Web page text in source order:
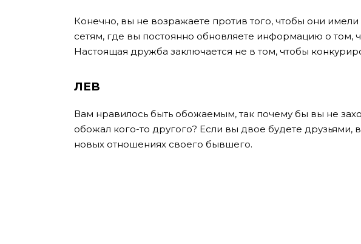
Конечно, вы не возражаете против того, чтобы они
сетям, где вы постоянно обновляете информацию о том,
Настоящая дружба заключается не в том, чтобы
ЛЕВ
Вам нравилось быть обожаемым, так почему бы вы не
обожал кого-то другого? Если вы двое будете
новых отношениях своего бывшего.